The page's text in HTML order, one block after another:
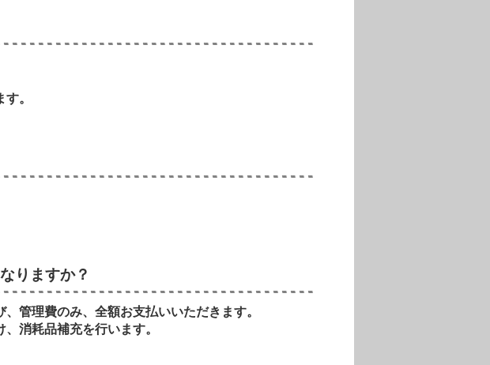
。
りますか？
管理費のみ、全額お支払いいただきます。
消耗品補充を行います。